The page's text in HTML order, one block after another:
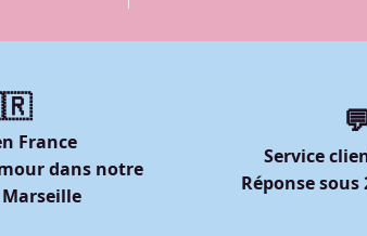
France
dans notre
Service
Réponse